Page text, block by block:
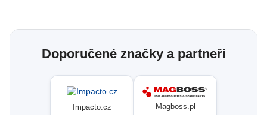
Doporučené značky a partneři
Impacto.cz Magboss.pl